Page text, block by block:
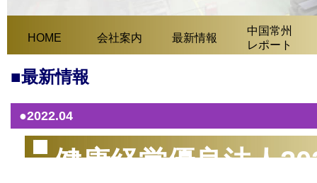
HOME 会社案内 最新情報
中国常州
レポート
■最新情報
●2022.04
健康経営優良法人